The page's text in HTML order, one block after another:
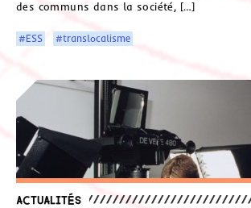
des communs dans la société, […]
#ESS #translocalisme
Actualités